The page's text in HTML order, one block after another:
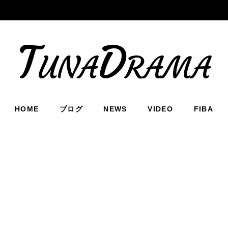
TunaDrama
HOME ブログ NEWS VIDEO FIBA